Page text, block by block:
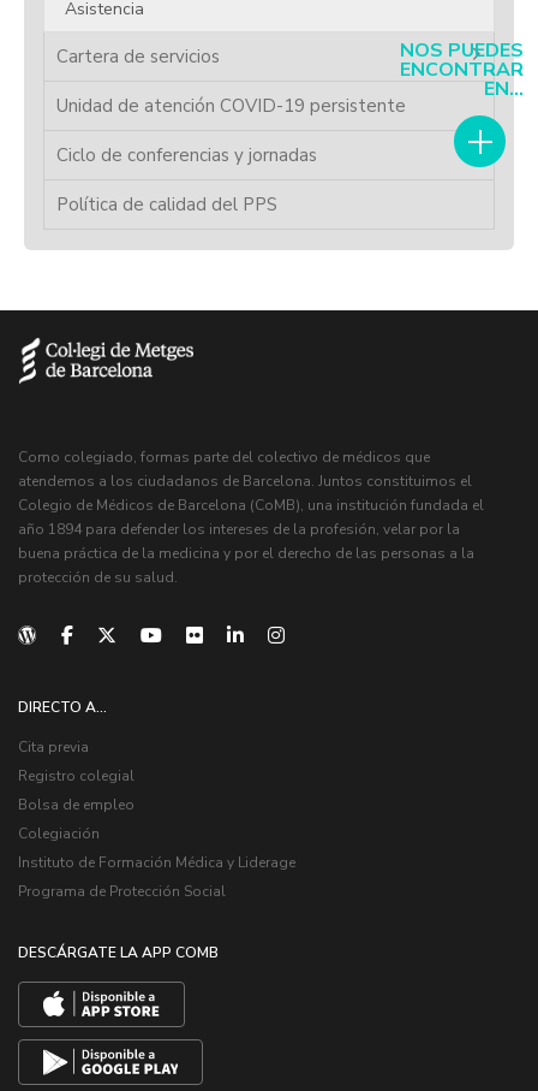
Asistencia
Cartera de servicios
Unidad de atención COVID-19 persistente
Ciclo de conferencias y jornadas
Política de calidad del PPS
NOS PUEDES
ENCONTRAR
EN...
Como colegiado, formas parte del colectivo de médicos que
atendemos a los ciudadanos de Barcelona. Juntos constituimos el
Colegio de Médicos de Barcelona (CoMB), una institución fundada el
año 1894 para defender los intereses de la profesión, velar por la
buena práctica de la medicina y por el derecho de las personas a la
protección de su salud.
DIRECTO A...
Cita previa
Registro colegial
Bolsa de empleo
Colegiación
Instituto de Formación Médica y Liderage
Programa de Protección Social
DESCÁRGATE LA APP COMB